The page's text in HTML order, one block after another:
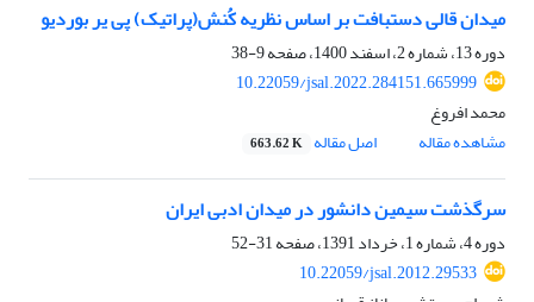
میدان قالی دستبافت بر اساس نظریه کُنش(پراتیک) پی یر بوردیو
دوره 13، شماره 2، اسفند 1400، صفحه
9-38
10.22059/jsal.2022.284151.665999
محمد افروغ
مشاهده مقاله
اصل مقاله 663.62 K
سرگذشت سیمین دانشور در میدان ادبی ایران
دوره 4، شماره 1، خرداد 1391، صفحه
31-52
10.22059/jsal.2012.29533